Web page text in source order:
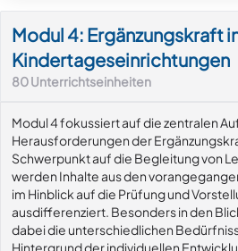
Modul 4: Ergänzungskraft
Kindertageseinrichtungen
80Unterrichtseinheiten
Modul 4 fokussiert auf die zentralen
Herausforderungen der
Schwerpunkt auf die Begleitung von
werden Inhalte aus den
im Hinblick auf die Prüfung und
ausdifferenziert. Besonders in den
dabei die unterschiedlichen